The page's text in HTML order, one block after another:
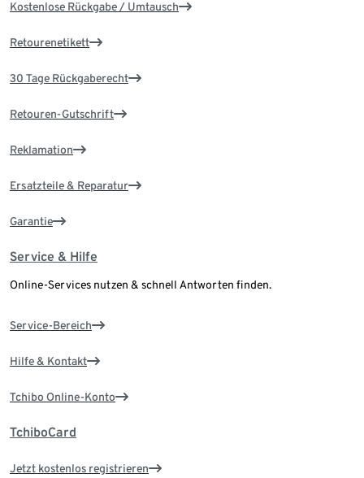
Kostenlose Rückgabe / Umtausch
Retourenetikett
30 Tage Rückgaberecht
Retouren-Gutschrift
Reklamation
Ersatzteile & Reparatur
Garantie
Service & Hilfe
Online-Services nutzen & schnell Antworten finden.
Service-Bereich
Hilfe & Kontakt
Tchibo Online-Konto
TchiboCard
Jetzt kostenlos registrieren